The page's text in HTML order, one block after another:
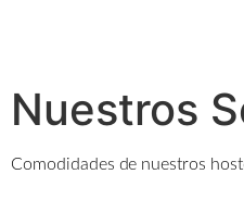
Nuestros
Comodidades de nuestros